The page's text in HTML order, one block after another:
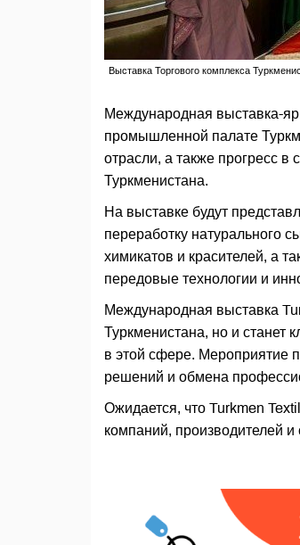
Выставка Торгового комплекса
Международная выставка-
промышленной палате
отрасли, а также прогресс
Туркменистана.
На выставке будут
переработку натурального
химикатов и красителей, а
передовые технологии и
Международная выставка
Туркменистана, но и станет
в этой сфере. Мероприятие
решений и обмена
Ожидается, что Turkmen
компаний, производителей